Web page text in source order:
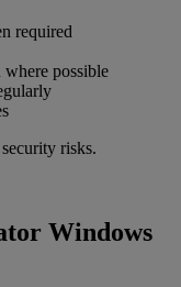
required
possible
risks.
Windows